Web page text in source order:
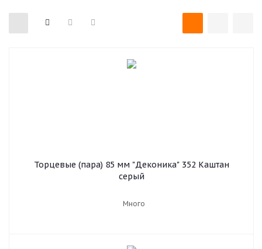
Торцевые (пара) 85 мм "Деконика" 352 Каштан
серый
Много